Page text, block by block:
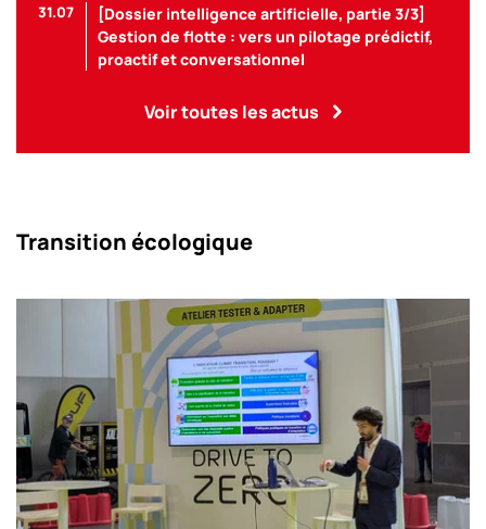
31.07
[Dossier intelligence artificielle, partie 3/3]
Gestion de flotte : vers un pilotage prédictif,
proactif et conversationnel
Voir toutes les actus
Transition écologique